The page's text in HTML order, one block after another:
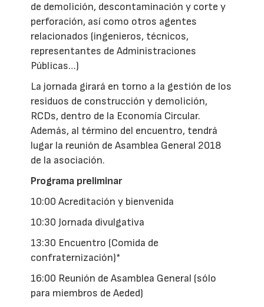
de demolición, descontaminación y corte y
perforación, así como otros agentes
relacionados (ingenieros, técnicos,
representantes de Administraciones
Públicas…)
La jornada girará en torno a la gestión de los
residuos de construcción y demolición,
RCDs, dentro de la Economía Circular.
Además, al término del encuentro, tendrá
lugar la reunión de Asamblea General 2018
de la asociación.
Programa preliminar
10:00 Acreditación y bienvenida
10:30 Jornada divulgativa
13:30 Encuentro (Comida de
confraternización)*
16:00 Reunión de Asamblea General (sólo
para miembros de Aeded)